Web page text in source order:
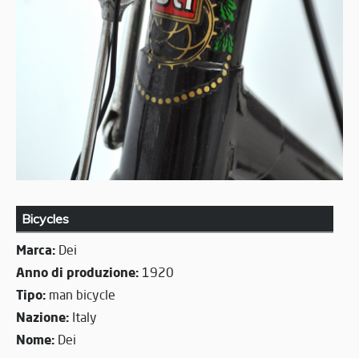
Bicycles
Marca: Dei
Anno di produzione: 1920
Tipo: man bicycle
Nazione: Italy
Nome: Dei